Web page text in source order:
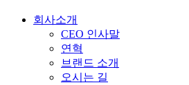
회사소개
CEO 인사말
연혁
브랜드 소개
오시는 길